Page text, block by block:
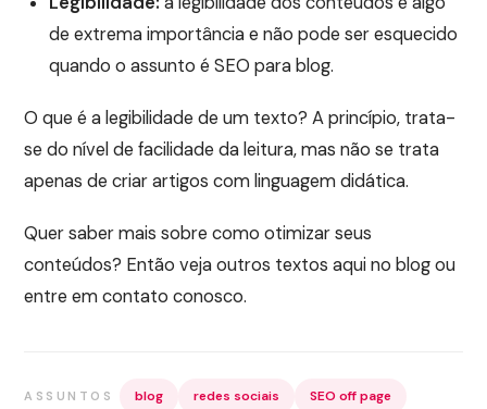
de extrema importância e não pode ser esquecido
quando o assunto é SEO para blog.
O que é a legibilidade de um texto? A princípio, trata-
se do nível de facilidade da leitura, mas não se trata
apenas de criar artigos com linguagem didática.
Quer saber mais sobre como otimizar seus
conteúdos? Então veja outros textos aqui no blog ou
entre em contato conosco.
ASSUNTOS blog redes sociais SEO off page